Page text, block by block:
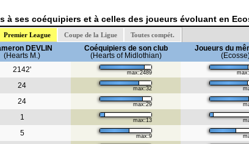
à ses coéquipiers et à celles des joueurs évoluant en
Premier League Coupe de la Ligue Toutes compét.
DEVLIN
(Hearts M.)
Coéquipiers de son club
(Hearts of Midlothian)
Joueurs du
2142' max:2489
24 max:32
24 max:29
1 max:13
5 max:9